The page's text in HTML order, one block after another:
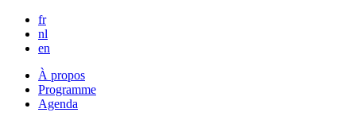
fr
nl
en
À propos
Programme
Agenda